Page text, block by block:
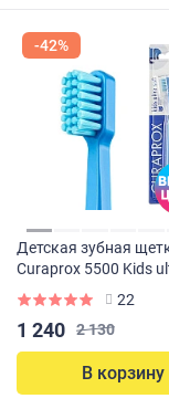
-42%
Детская зубная
Curaprox 5500 Kids
(c 4 до 12 лет)
22
2 130
1 240
В корзину